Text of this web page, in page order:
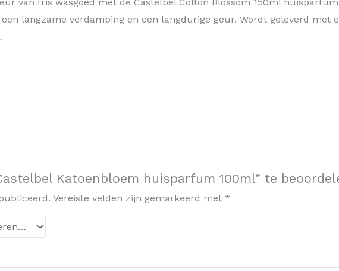
langzame verdamping en een langdurige geur. Wordt geleverd met
Katoenbloem huisparfum 100ml” te
Vereiste velden zijn gemarkeerd met *